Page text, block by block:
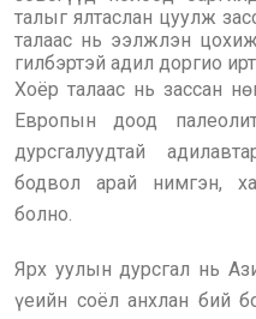
талыг ялтаслан цуулж
талаас нь ээлжлэн
гилбэртэй адил доргио
Хоёр талаас нь зассан
Европын доод
дурсгалуудтай
бодвол арай нимгэн,
болно.
Ярх уулын дурсгал нь
үеийн соёл анхлан бий